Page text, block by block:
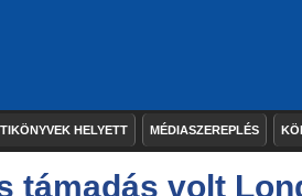
HELYETT MÉDIASZEREPLÉS
támadás volt